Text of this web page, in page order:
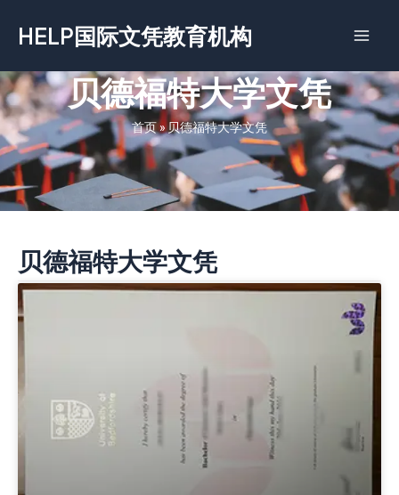
容
HELP国际文凭教育机构
贝德福特大学文凭
首页»贝德福特大学文凭
贝德福特大学文凭